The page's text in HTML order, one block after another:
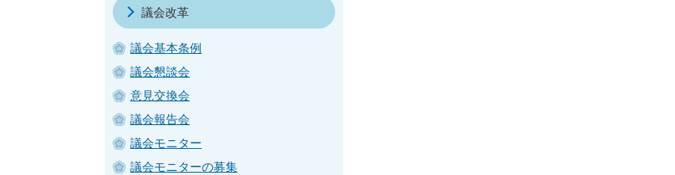
議会改革
議会基本条例
議会懇談会
意見交換会
議会報告会
議会モニター
議会モニターの募集